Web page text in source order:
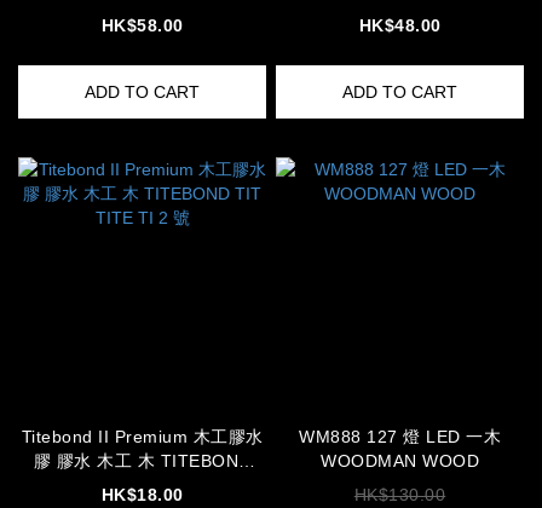
HK$58.00
ADD TO CART
HK$48.00
ADD TO CART
Titebond II Premium 木工膠水
膠 膠水 木工 木 TITEBOND
TIT TITE TI 2 號
HK$18.00
WM888 127 燈 LED 一木
WOODMAN WOOD
HK$130.00